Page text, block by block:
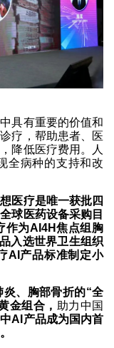
具有重要的价值和
疗，帮助患者、医
降低医疗费用。人
全病种的支持和改
医疗是唯一获批四
球医药设备采购目
作为AI4H焦点组胸
入选世界卫生组织
AI产品标准制定小
、胸部骨折的“全
金组合， 助力中国
AI产品成为国内首